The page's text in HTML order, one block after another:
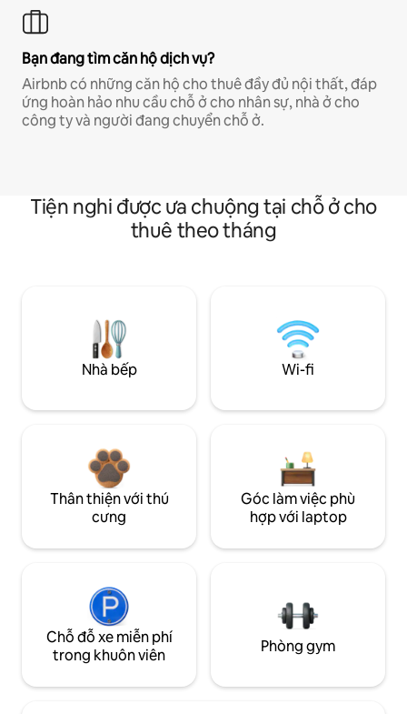
Bạn đang tìm căn hộ dịch vụ?
Airbnb có những căn hộ cho thuê đầy đủ nội thất, đáp
ứng hoàn hảo nhu cầu chỗ ở cho nhân sự, nhà ở cho
công ty và người đang chuyển chỗ ở.
Tiện nghi được ưa chuộng tại chỗ ở cho
thuê theo tháng
Nhà bếp Wi-fi
Thân thiện với thú
cưng
Góc làm việc phù
hợp với laptop
Chỗ đỗ xe miễn phí
trong khuôn viên
Phòng gym